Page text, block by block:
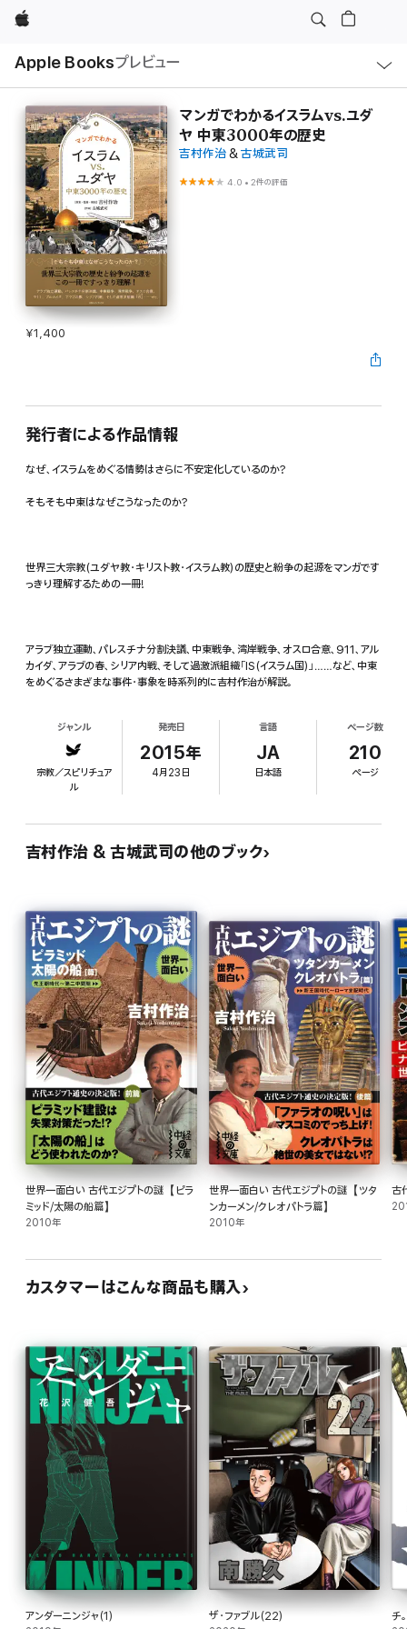
Apple
Apple Booksプレビュー
ル
マンガでわかるイスラムvs.ユダ
ヤ 中東3000年の歴史
吉村作治&古城武司
4.0 •2件の評価
¥1,400
発行者による作品情報
なぜ、イスラムをめぐる情勢はさらに不安定化しているのか?
そもそも中東はなぜこうなったのか?
世界三大宗教(ユダヤ教・キリスト教・イスラム教)の歴史と紛争の起源をマンガです
っきり理解するための一冊!
アラブ独立運動、パレスチナ分割決議、中東戦争、湾岸戦争、オスロ合意、911、アル
カイダ、アラブの春、シリア内戦、そして過激派組織「IS(イスラム国)」……など、中東
をめぐるさまざまな事件・事象を時系列的に吉村作治が解説。
ジャンル
宗教／スピリチュア
ル
発売日
2015年
4月23日
言語
JA
日本語
ページ数
210
ページ
吉村作治 & 古城武司の他のブック
世界一面白い 古代エジプトの謎【ピラ
ミッド/太陽の船篇】
2010年
世界一面白い 古代エジプトの謎【ツタ
ンカーメン/クレオパトラ篇】
2010年
古
カスタマーはこんな商品も購入
アンダーニンジャ(1) ザ・ファブル(22) チ